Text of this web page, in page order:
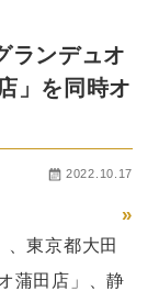
ランデュオ
」を同時オ
2022.10.17
»
東京都大田
蒲田店」、静